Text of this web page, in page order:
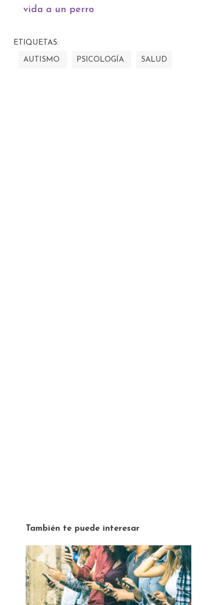
vida a un perro
ETIQUETAS:
AUTISMO PSICOLOGÍA SALUD
También te puede interesar